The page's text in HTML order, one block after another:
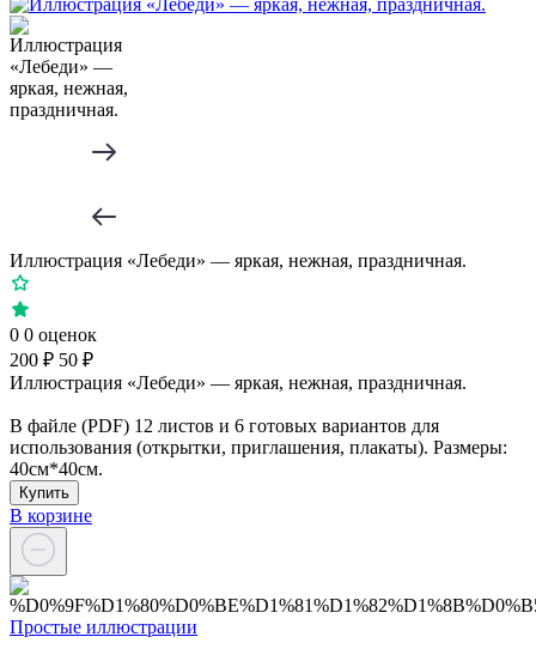
Иллюстрация «Лебеди» — яркая, нежная, праздничная.
0 0 оценок
200 ₽ 50 ₽
Иллюстрация «Лебеди» — яркая, нежная, праздничная.
В файле (PDF) 12 листов и 6 готовых вариантов для
использования (открытки, приглашения, плакаты). Размеры:
40см*40см.
Купить
В корзине
Простые иллюстрации